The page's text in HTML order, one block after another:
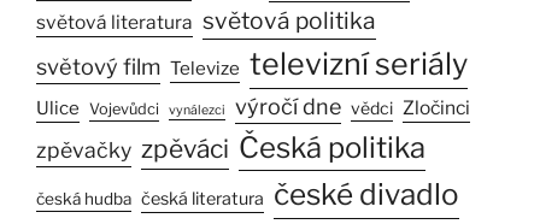
světová literatura světová politika
světový film Televize televizní seriály
Ulice Vojevůdci vynálezci výročí dne vědci Zločinci
zpěvačky zpěváci Česká politika
česká hudba česká literatura české divadlo